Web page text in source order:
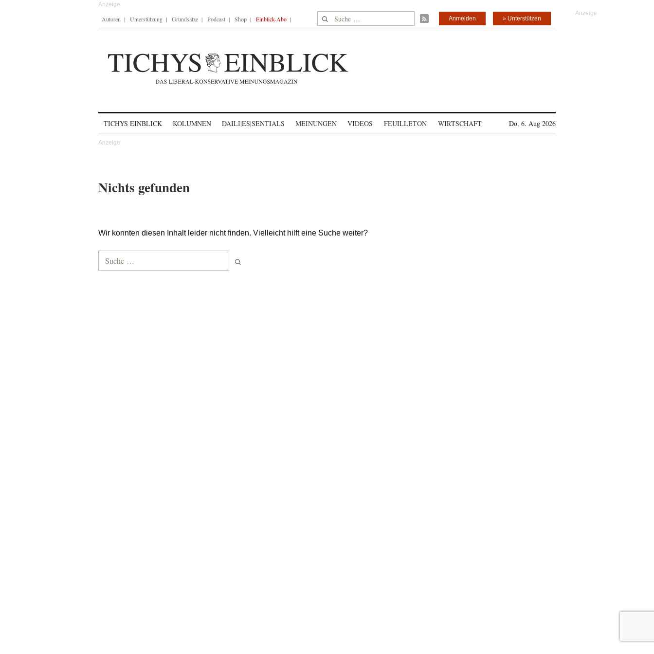
Autoren Unterstützung Grundsätze Podcast Shop Einblick-Abo Suche nach: » Unterstützen
Anmelden
TICHYS EINBLICK KOLUMNEN DAILI|ES|SENTIALS MEINUNGEN VIDEOS FEUILLETON WIRTSCHAFT Do, 6. Aug 2026
Nichts gefunden
Wir konnten diesen Inhalt leider nicht finden. Vielleicht hilft eine Suche weiter?
Suche nach: